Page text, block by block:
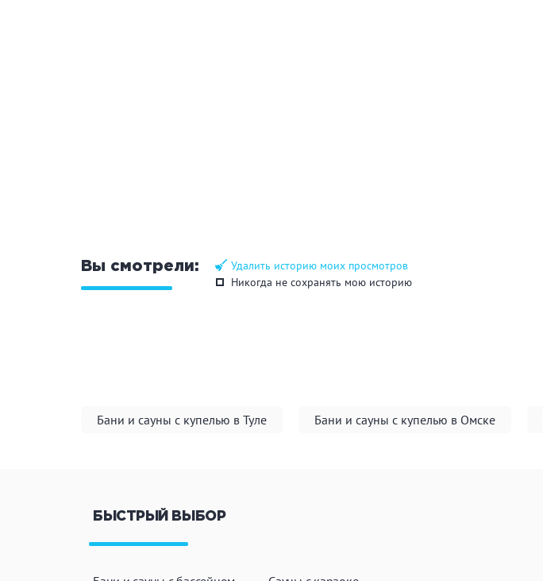
Вы смотрели:
Удалить историю моих просмотров
Никогда не сохранять мою историю
Бани и сауны с купелью в Туле Бани и сауны с купелью в Омске
БЫСТРЫЙ ВЫБОР